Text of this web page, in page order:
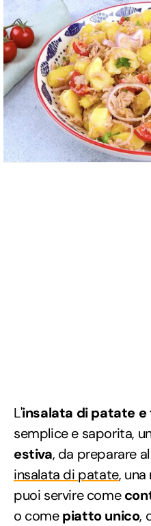
L'insalata di patate e
semplice e saporita,
estiva, da preparare
insalata di patate,
puoi servire come
o comepiatto unico,